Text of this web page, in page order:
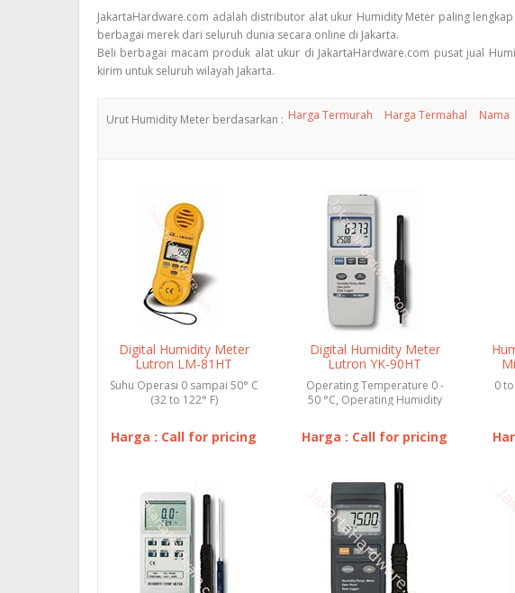
JakartaHardware.com adalah distributor alat ukur Humidity Meter paling
berbagai merek dari seluruh dunia secara online di Jakarta.
Beli berbagai macam produk alat ukur di JakartaHardware.com pusat jual
kirim untuk seluruh wilayah Jakarta.
Urut Humidity Meter berdasarkan : Harga Termurah Harga Termahal Nama
Digital Humidity Meter
Lutron LM-81HT
Suhu Operasi 0 sampai 50° C
(32 to 122° F)
Harga : Call for pricing
Digital Humidity Meter
Lutron YK-90HT
Operating Temperature 0 -
50 °C, Operating Humidity
Harga : Call for pricing
0